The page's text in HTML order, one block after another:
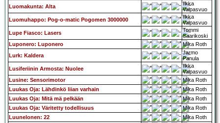
Luomakunta: Alta
Ilkka
Valpasvuo
Luomuhappo: Pog-o-matic Pogomen 3000000
Ilkka
Valpasvuo
Lupe Fiasco: Lasers
Tommi
Saarikoski
Luponero: Luponero
Mika Roth
Lurk: Kaldera
Jarmo
Panula
Lusiferiinin Armosta: Nuolee
Ilkka
Valpasvuo
Lusine: Sensorimotor
Mika Roth
Luukas Oja: Lähdinkö liian varhain
Mika Roth
Luukas Oja: Mitä mä pelkään
Mika Roth
Luukas Oja: Väritetty todellisuus
Mika Roth
Luunelonen: 22
Mika Roth